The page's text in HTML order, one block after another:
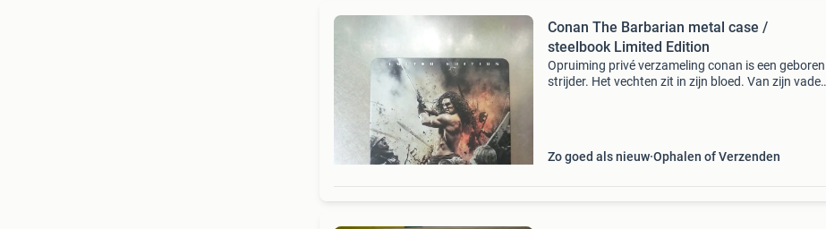
Conan The Barbarian metal case /
steelbook Limited Edition
Opruiming privé verzameling conan is een geboren
strijder. Het vechten zit in zijn bloed. Van zijn vader
Zo goed als nieuw Ophalen of Verzenden